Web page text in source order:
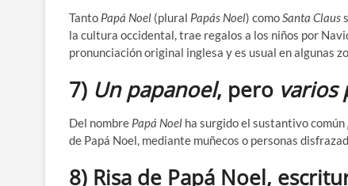
Tanto Papá Noel (plural Papás Noel) comoSanta Claus
la cultura occidental, trae regalos a los niños por
pronunciación original inglesa y es usual en algunas
7) Un papanoel, pero varios
Del nombre Papá Noel ha surgido el sustantivo común
de Papá Noel, mediante muñecos o personas
8) Risa de Papá Noel,